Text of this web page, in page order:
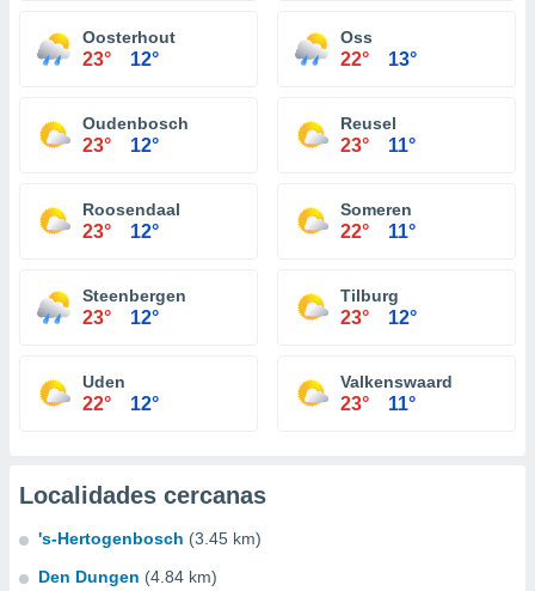
Oosterhout
23° 12°
Oss
22° 13°
Oudenbosch
23° 12°
Reusel
23° 11°
Roosendaal
23° 12°
Someren
22° 11°
Steenbergen
23° 12°
Tilburg
23° 12°
Uden
22° 12°
Valkenswaard
23° 11°
Localidades cercanas
's-Hertogenbosch (3.45 km)
Den Dungen (4.84 km)